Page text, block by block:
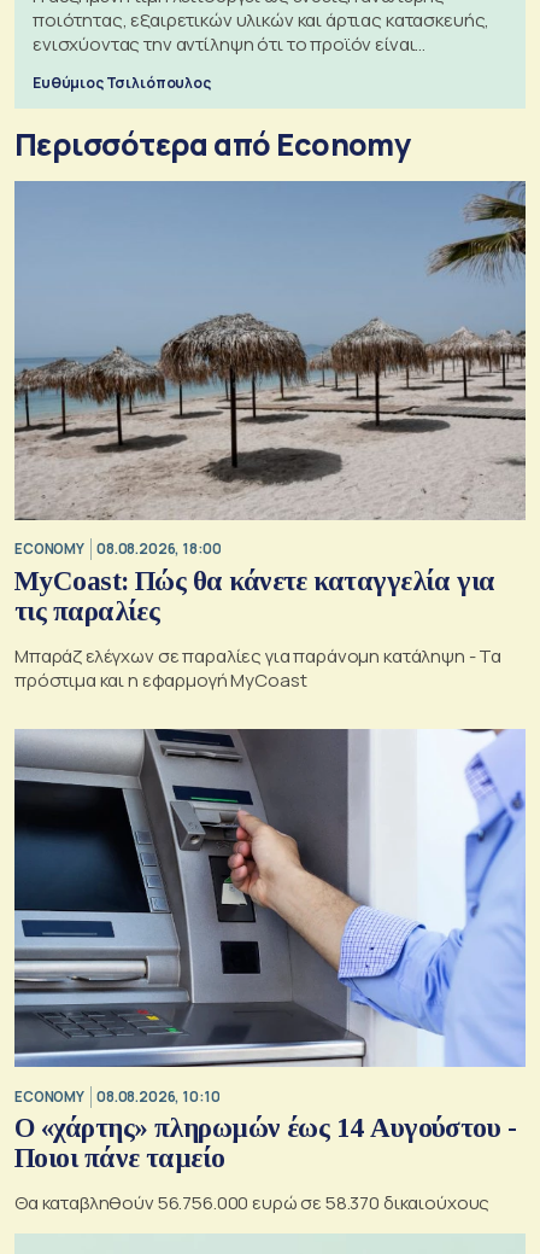
ποιότητας, εξαιρετικών υλικών και άρτιας κατασκευής,
ενισχύοντας την αντίληψη ότι το προϊόν είναι
Ευθύμιος Τσιλιόπουλος
Περισσότερα από Economy
ECONOMY 08.08.2026, 18:00
MyCoast: Πώς θα κάνετε καταγγελία για
τις παραλίες
Μπαράζ ελέγχων σε παραλίες για παράνομη κατάληψη - Τα
πρόστιμα και η εφαρμογή MyCoast
ECONOMY 08.08.2026, 10:10
Ο «χάρτης» πληρωμών έως 14 Αυγούστου -
Ποιοι πάνε ταμείο
Θα καταβληθούν 56.756.000 ευρώ σε 58.370 δικαιούχους